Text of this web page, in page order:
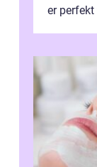
er perfekt